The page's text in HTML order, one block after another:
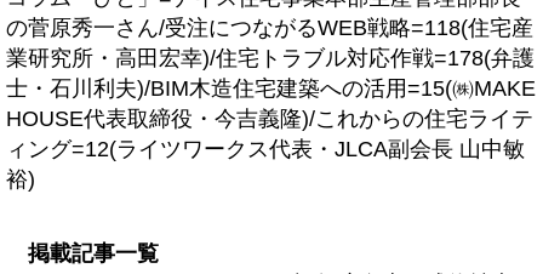
の菅原秀一さん/受注につながるWEB戦略=118(住宅産
業研究所・高田宏幸)/住宅トラブル対応作戦=178(弁護
士・石川利夫)/BIM木造住宅建築への活用=15(㈱MAKE
HOUSE代表取締役・今吉義隆)/これからの住宅ライテ
ィング=12(ライツワークス代表・JLCA副会長 山中敏
裕)
掲載記事一覧